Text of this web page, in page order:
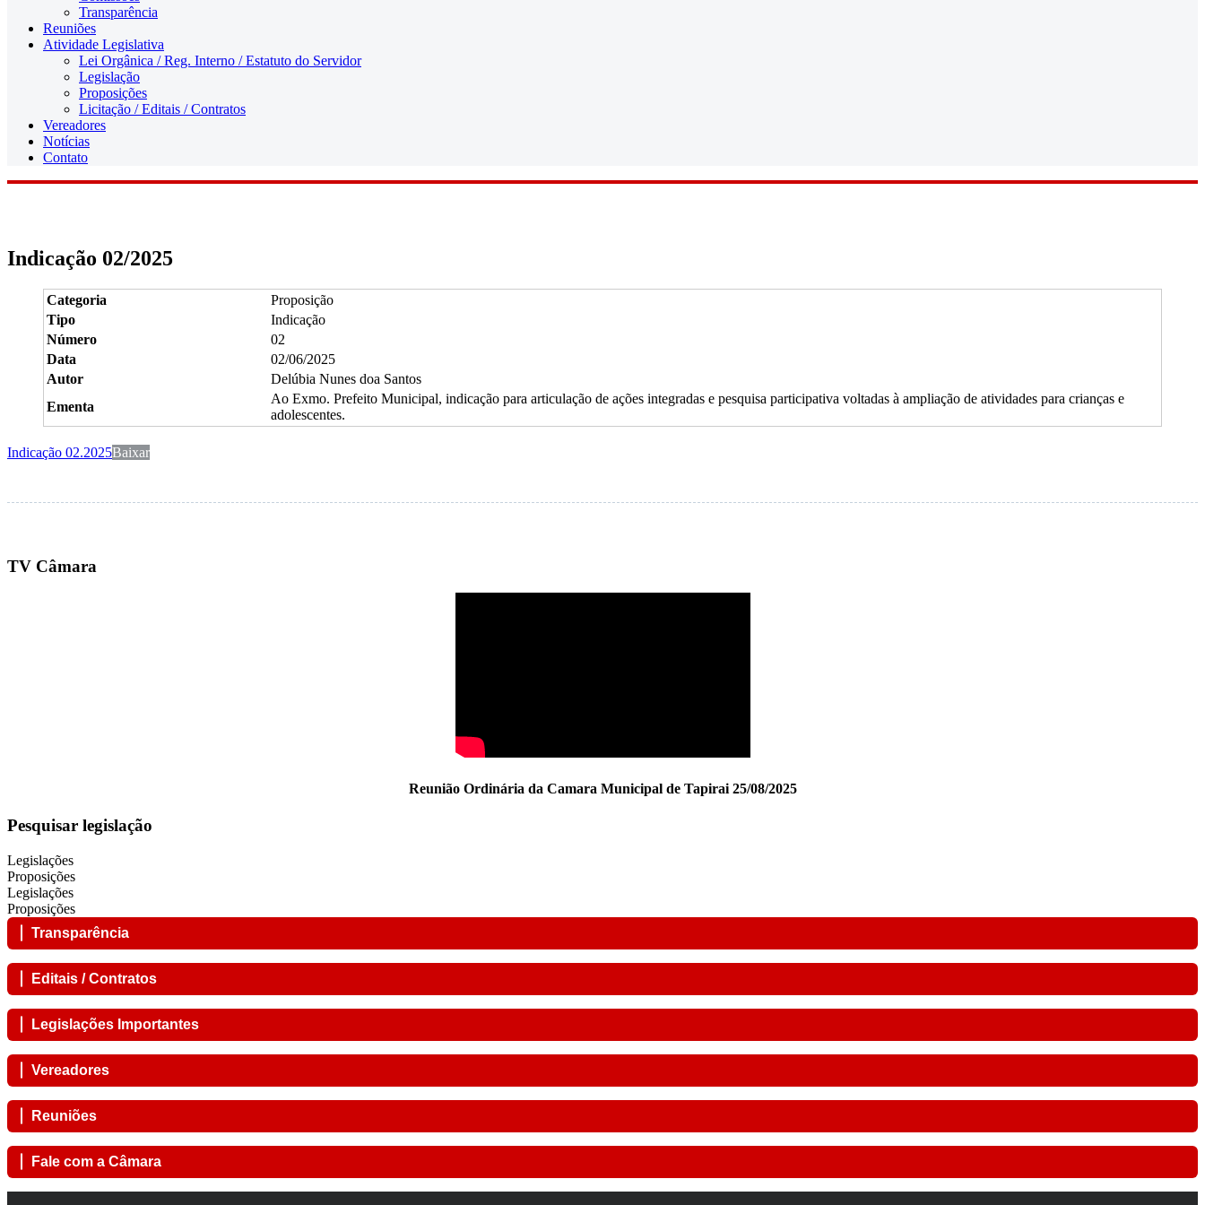
Transparência
Reuniões
Atividade Legislativa
Lei Orgânica / Reg. Interno / Estatuto do Servidor
Legislação
Proposições
Licitação / Editais / Contratos
Vereadores
Notícias
Contato
Indicação 02/2025
Categoria
Proposição
Tipo
Indicação
Número
02
Data
02/06/2025
Autor
Delúbia Nunes doa Santos
Ementa
Ao Exmo. Prefeito Municipal, indicação para articulação de ações integradas e pesquisa participativa voltadas à ampliação de atividades para crianças e
adolescentes.
Indicação 02.2025Baixar
TV Câmara
Reunião Ordinária da Camara Municipal de Tapirai 25/08/2025
Pesquisar legislação
Legislações
Proposições
Legislações
Proposições
Transparência
Editais / Contratos
Legislações Importantes
Vereadores
Reuniões
Fale com a Câmara